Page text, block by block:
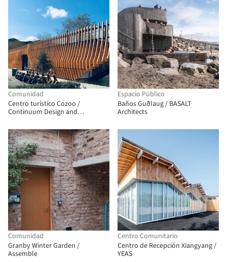
Comunidad
Centro turístico Cozoo /
Continuum Design and
Espacio Público
Baños Guðlaug / BASALT
Architects
Comunidad
Granby Winter Garden /
Assemble
Centro Comunitario
Centro de Recepción Xiangyang /
YEAS